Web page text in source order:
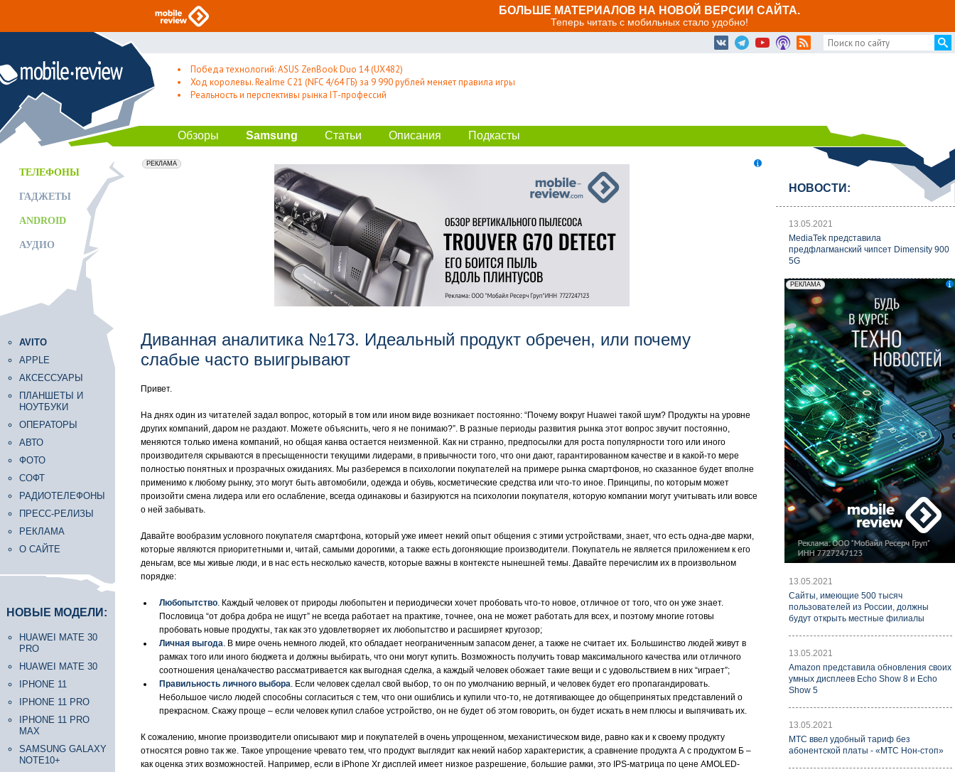
БОЛЬШЕ МАТЕРИАЛОВ НА НОВОЙ ВЕРСИИ САЙТА.
Теперь читать с мобильных стало удобно!
Победа технологий: ASUS ZenBook Duo 14 (UX482)
Ход королевы. Realme C21 (NFC 4/64 ГБ) за 9 990 рублей меняет правила игры
Реальность и перспективы рынка IT-профессий
Обзоры Samsung Статьи Описания Подкасты
ТЕЛЕФОНЫ
ГАДЖЕТЫ
ANDROID
АУДИО
AVITO
APPLE
АКСЕССУАРЫ
ПЛАНШЕТЫ И
НОУТБУКИ
ОПЕРАТОРЫ
АВТО
ФОТО
СОФТ
РАДИОТЕЛЕФОНЫ
ПРЕСС-РЕЛИЗЫ
РЕКЛАМА
О САЙТЕ
НОВЫЕ МОДЕЛИ:
HUAWEI MATE 30
PRO
HUAWEI MATE 30
IPHONE 11
IPHONE 11 PRO
IPHONE 11 PRO
MAX
SAMSUNG GALAXY
NOTE10+
erid: 2VfnxxmNzs5
РЕКЛАМА
Диванная аналитика №173. Идеальный продукт обречен, или почему
слабые часто выигрывают
Привет.
На днях один из читателей задал вопрос, который в том или ином виде возникает постоянно: “Почему вокруг Huawei такой шум? Продукты на уровне
других компаний, даром не раздают. Можете объяснить, чего я не понимаю?”. В разные периоды развития рынка этот вопрос звучит постоянно,
меняются только имена компаний, но общая канва остается неизменной. Как ни странно, предпосылки для роста популярности того или иного
производителя скрываются в пресыщенности текущими лидерами, в привычности того, что они дают, гарантированном качестве и в какой-то мере
полностью понятных и прозрачных ожиданиях. Мы разберемся в психологии покупателей на примере рынка смартфонов, но сказанное будет вполне
применимо к любому рынку, это могут быть автомобили, одежда и обувь, косметические средства или что-то иное. Принципы, по которым может
произойти смена лидера или его ослабление, всегда одинаковы и базируются на психологии покупателя, которую компании могут учитывать или вовсе
о ней забывать.
Давайте вообразим условного покупателя смартфона, который уже имеет некий опыт общения с этими устройствами, знает, что есть одна-две марки,
которые являются приоритетными и, читай, самыми дорогими, а также есть догоняющие производители. Покупатель не является приложением к его
деньгам, все мы живые люди, и в нас есть несколько качеств, которые важны в контексте нынешней темы. Давайте перечислим их в произвольном
порядке:
Любопытство. Каждый человек от природы любопытен и периодически хочет пробовать что-то новое, отличное от того, что он уже знает.
Пословица “от добра добра не ищут” не всегда работает на практике, точнее, она не может работать для всех, и поэтому многие готовы
пробовать новые продукты, так как это удовлетворяет их любопытство и расширяет кругозор;
Личная выгода. В мире очень немного людей, кто обладает неограниченным запасом денег, а также не считает их. Большинство людей живут в
рамках того или иного бюджета и должны выбирать, что они могут купить. Возможность получить товар максимального качества или отличного
соотношения цена/качество рассматривается как выгодная сделка, а каждый человек обожает такие вещи и с удовольствием в них “играет”;
Правильность личного выбора. Если человек сделал свой выбор, то он по умолчанию верный, и человек будет его пропагандировать.
Небольшое число людей способны согласиться с тем, что они ошиблись и купили что-то, не дотягивающее до общепринятых представлений о
прекрасном. Скажу проще – если человек купил слабое устройство, он не будет об этом говорить, он будет искать в нем плюсы и выпячивать их.
К сожалению, многие производители описывают мир и покупателей в очень упрощенном, механистическом виде, равно как и к своему продукту
относятся ровно так же. Такое упрощение чревато тем, что продукт выглядит как некий набор характеристик, а сравнение продукта А с продуктом Б –
как оценка этих возможностей. Например, если в iPhone Xr дисплей имеет низкое разрешение, большие рамки, это IPS-матрица по цене AMOLED-
НОВОСТИ:
13.05.2021
MediaTek представила
предфлагманский чипсет Dimensity 900
5G
13.05.2021
Cайты, имеющие 500 тысяч
пользователей из России, должны
будут открыть местные филиалы
13.05.2021
Amazon представила обновления своих
умных дисплеев Echo Show 8 и Echo
Show 5
13.05.2021
МТС ввел удобный тариф без
абонентской платы - «МТС Нон-стоп»